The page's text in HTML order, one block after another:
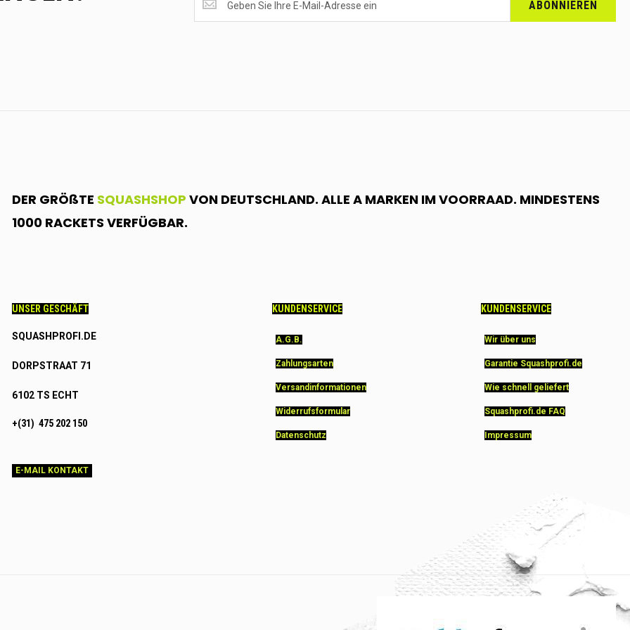
EMPFANGEN?
<br>MELDE
ABONNIEREN
DER GRÖßTE SQUASHSHOP VON DEUTSCHLAND. ALLE A MARKEN IM VOORRAAD. MINDESTENS
1000 RACKETS VERFÜGBAR.
UNSER GESCHÄFT
SQUASHPROFI.DE
DORPSTRAAT 71
6102 TS ECHT
+(31) 475 202 150
E-MAIL KONTAKT
KUNDENSERVICE
A.G.B.
Zahlungsarten
Versandinformationen
Widerrufsformular
Datenschutz
KUNDENSERVICE
Wir über uns
Garantie Squashprofi.de
Wie schnell geliefert
Squashprofi.de FAQ
Impressum